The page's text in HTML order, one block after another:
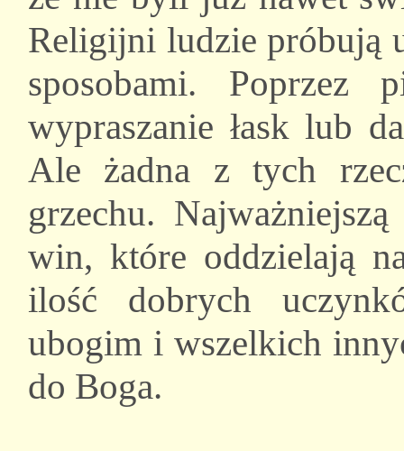
Religijni ludzie próbują
sposobami. Poprzez
wypraszanie łask lub
Ale żadna z tych
grzechu.
win, które oddzielają
ilość dobrych
ubogim i wszelkich
do Boga.